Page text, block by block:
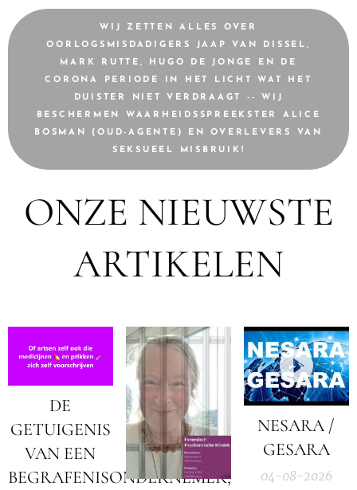
WIJ ZETTEN ALLES OVER
OORLOGSMISDADIGERS JAAP VAN DISSEL,
MARK RUTTE, HUGO DE JONGE EN DE
CORONA PERIODE IN HET LICHT WAT HET
DUISTER NIET VERDRAAGT -- WIJ
BESCHERMEN WAARHEIDSSPREEKSTER ALICE
BOSMAN (OUD-AGENTE) EN OVERLEVERS VAN
SEKSUEEL MISBRUIK!
ONZE NIEUWSTE
ARTIKELEN
DE
GETUIGENIS
VAN EEN
BEGRAFENISONDERNEMER;
NESARA /
GESARA
04-08-2026